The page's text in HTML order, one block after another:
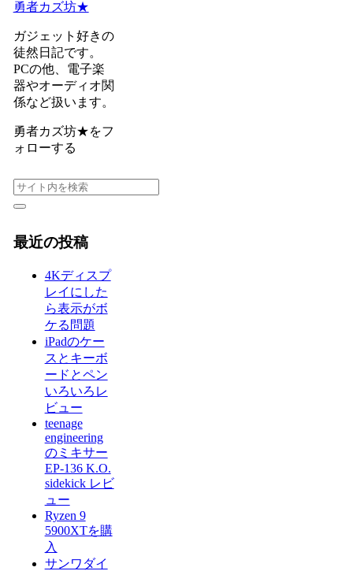
勇者カズ坊★
ガジェット好きの
徒然日記です。
PCの他、電子楽
器やオーディオ関
係など扱います。
勇者カズ坊★をフ
ォローする
最近の投稿
4Kディスプ
レイにした
ら表示がボ
ケる問題
iPadのケー
スとキーボ
ードとペン
いろいろレ
ビュー
teenage
engineering
のミキサー
EP-136 K.O.
sidekick レビ
ュー
Ryzen 9
5900XTを購
入
サンワダイ